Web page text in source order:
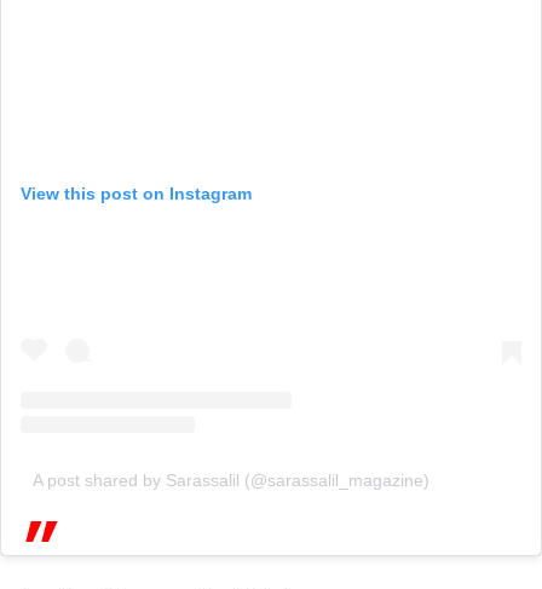
View this post on Instagram
A post shared by Sarassalil (@sarassalil_magazine)